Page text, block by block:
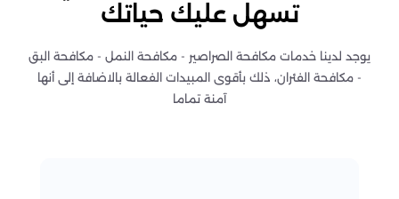
تسهل عليك حياتك
يوجد لدينا خدمات مكافحة الصراصير - مكافحة النمل - مكافحة البق
- مكافحة الفئران، ذلك بأقوى المبيدات الفعالة بالاضافة إلى أنها
آمنة تماما